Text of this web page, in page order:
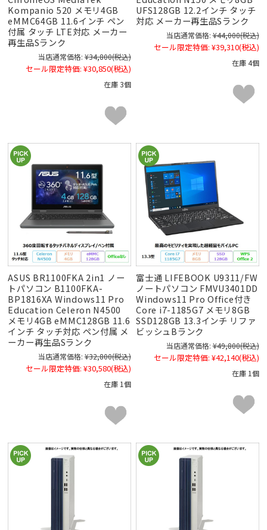
Kompanio 520 メモリ4GB
eMMC64GB 11.6インチ ペン
付属 タッチ LTE対応 メーカー
再生品Sランク
当店通常価格: ¥34,800(税込)
セール限定特価: ¥30,850(税込)
在庫 3個
UFS128GB 12.2インチ タッチ
対応 メーカー再生品Sランク
当店通常価格: ¥44,000(税込)
セール限定特価: ¥39,310(税込)
在庫 4個
ASUS BR1100FKA 2in1 ノー
トパソコン B1100FKA-
BP1816XA Windows11 Pro
Education Celeron N4500
メモリ4GB eMMC128GB 11.6
インチ タッチ対応 ペン付属 メ
ーカー再生品Sランク
当店通常価格: ¥32,800(税込)
セール限定特価: ¥30,580(税込)
在庫 1個
富士通 LIFEBOOK U9311/FW
ノートパソコン FMVU3401DD
Windows11 Pro Office付き
Core i7-1185G7 メモリ8GB
SSD128GB 13.3インチ リファ
ビッシュBランク
当店通常価格: ¥49,800(税込)
セール限定特価: ¥42,140(税込)
在庫 1個